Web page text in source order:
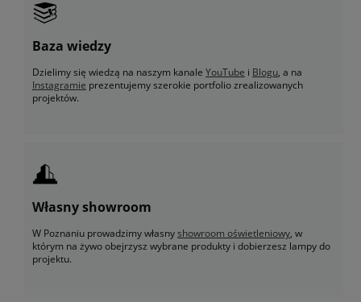
Baza wiedzy
Dzielimy się wiedzą na naszym kanale YouTube i Blogu, a na
Instagramie prezentujemy szerokie portfolio zrealizowanych
projektów.
Własny showroom
W Poznaniu prowadzimy własnyshowroom oświetleniowy, w
którym na żywo obejrzysz wybrane produkty i dobierzesz lampy do
projektu.